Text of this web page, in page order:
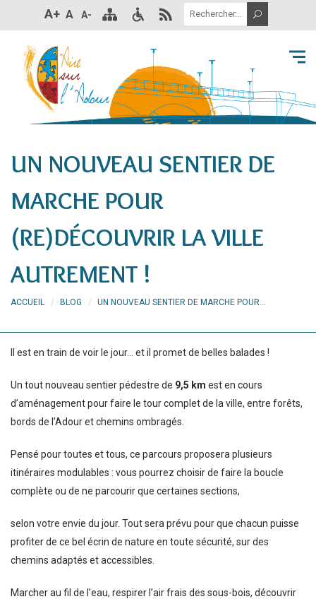
A+ A A-
UN NOUVEAU SENTIER DE
MARCHE POUR
(RE)DÉCOUVRIR LA VILLE
AUTREMENT !
ACCUEIL BLOG UN NOUVEAU SENTIER DE MARCHE POUR...
Il est en train de voir le jour… et il promet de belles balades !
Un tout nouveau sentier pédestre de 9,5 km est en cours
d’aménagement pour faire le tour complet de la ville, entre forêts,
bords de l’Adour et chemins ombragés.
Pensé pour toutes et tous, ce parcours proposera plusieurs
itinéraires modulables : vous pourrez choisir de faire la boucle
complète ou de ne parcourir que certaines sections,
selon votre envie du jour. Tout sera prévu pour que chacun puisse
profiter de ce bel écrin de nature en toute sécurité, sur des
chemins adaptés et accessibles.
Marcher au fil de l’eau, respirer l’air frais des sous-bois, découvrir